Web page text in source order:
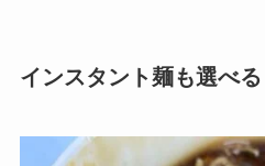
インスタント麺も選べる